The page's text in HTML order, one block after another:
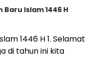
Islam 1446 H
1446 H 1. Selamat
di tahun ini kita